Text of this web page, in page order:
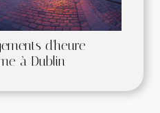
d'heure
à Dublin